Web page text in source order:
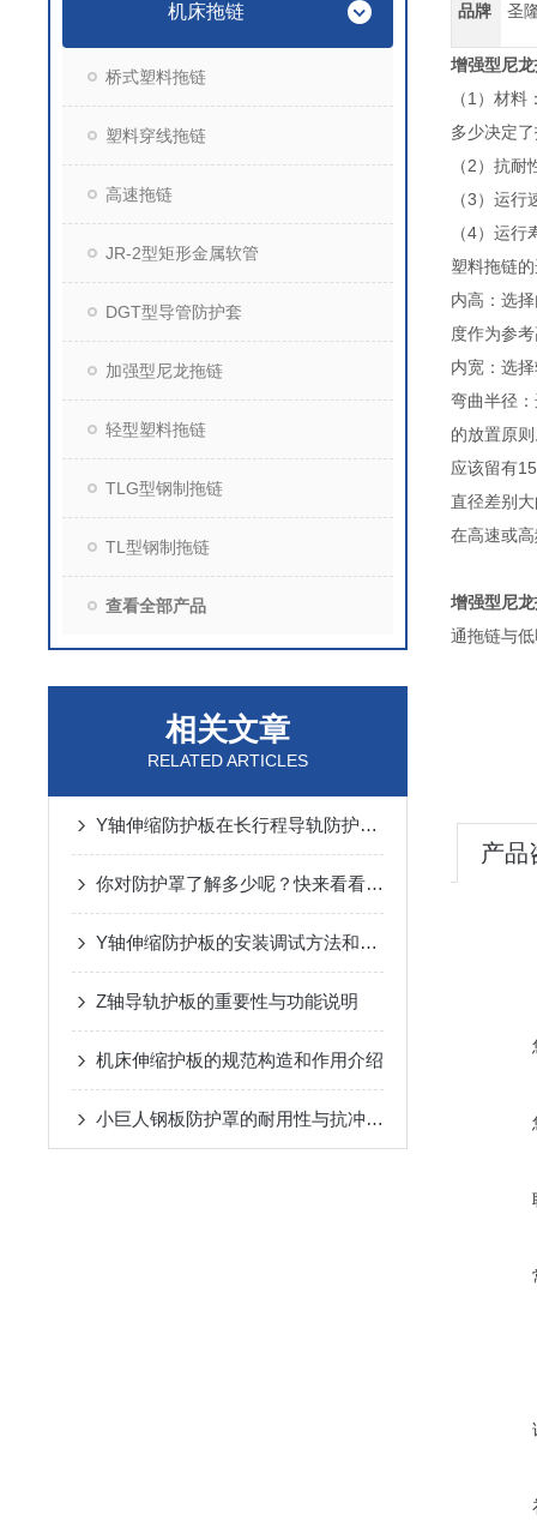
机床拖链
桥式塑料拖链
塑料穿线拖链
高速拖链
JR-2型矩形金属软管
DGT型导管防护套
加强型尼龙拖链
轻型塑料拖链
TLG型钢制拖链
TL型钢制拖链
查看全部产品
相关文章
RELATED ARTICLES
Y轴伸缩防护板在长行程导轨防护中的设计与应用
你对防护罩了解多少呢？快来看看吧！
Y轴伸缩防护板的安装调试方法和注意事项介绍
Z轴导轨护板的重要性与功能说明
机床伸缩护板的规范构造和作用介绍
小巨人钢板防护罩的耐用性与抗冲击性能分析
品牌 圣
增强型尼
（1）材
多少决定
（2）抗
（3）运
（4）运
塑料拖
内高：选
度作为
内宽：选
弯曲半径
的放置
应该留有
直径差别
在高速或
增强型尼
通拖链与
产品